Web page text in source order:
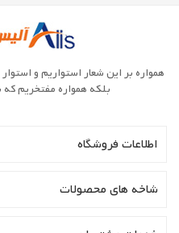
همواره بر این شعار استواریم و
بلکه همواره مفتخریم که
اطلاعات فروشگاه
شاخه های محصولات